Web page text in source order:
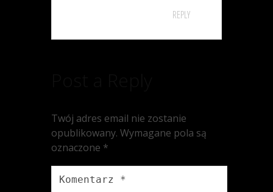
REPLY
Twój adres email nie zostanie
opublikowany. Wymagane pola są
oznaczone *